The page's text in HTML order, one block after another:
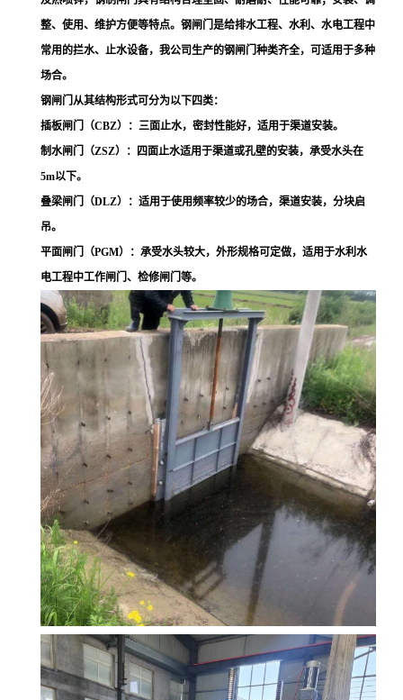
整、使用、维护方便等特点。钢闸门是给排水工程、水利、水电工程中
常用的拦水、止水设备，我公司生产的钢闸门种类齐全，可适用于多种
场合。
钢闸门从其结构形式可分为以下四类：
插板闸门（CBZ）：三面止水，密封性能好，适用于渠道安装。
制水闸门（ZSZ）：四面止水适用于渠道或孔壁的安装，承受水头在
5m以下。
叠梁闸门（DLZ）：适用于使用频率较少的场合，渠道安装，分块启
吊。
平面闸门（PGM）：承受水头较大，外形规格可定做，适用于水利水
电工程中工作闸门、检修闸门等。